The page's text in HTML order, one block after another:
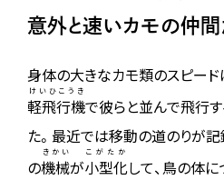
意外と速いカモの仲間
身体の大きなカモ類のスピード
軽飛行機
けいひこうき
で彼らと並んで飛行
た。最近では移動の道のりが
の機械
きかい
が小型化
こがたか
して、鳥の体に